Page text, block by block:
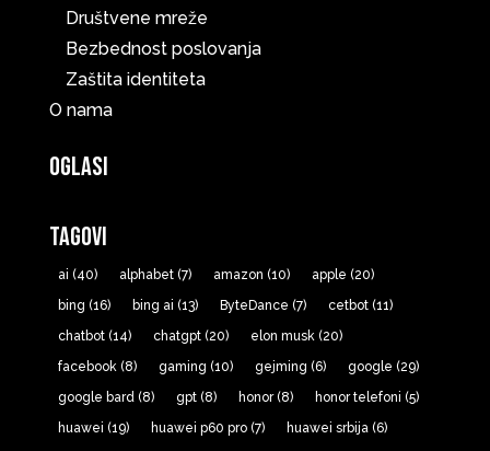
Društvene mreže
Bezbednost poslovanja
Zaštita identiteta
O nama
Oglasi
Tagovi
ai (40) alphabet(7) amazon (10) apple (20)
bing (16) bing ai (13) ByteDance (7) cetbot(11)
chatbot(14) chatgpt(20) elon musk(20)
facebook(8) gaming (10) gejming (6) google (29)
google bard(8) gpt(8) honor(8) honor telefoni (5)
huawei (19) huawei p60 pro(7) huawei srbija(6)